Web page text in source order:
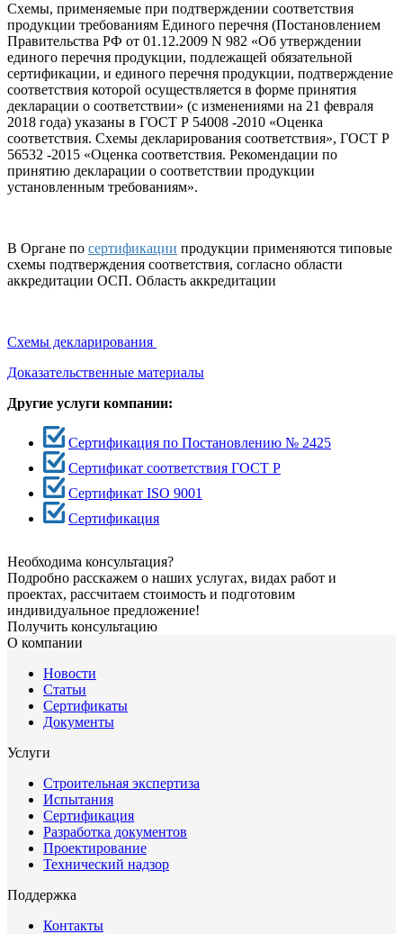
Схемы, применяемые при подтверждении соответствия
продукции требованиям Единого перечня (Постановлением
Правительства РФ от 01.12.2009 N 982 «Об утверждении
единого перечня продукции, подлежащей обязательной
сертификации, и единого перечня продукции, подтверждение
соответствия которой осуществляется в форме принятия
декларации о соответствии» (с изменениями на 21 февраля
2018 года) указаны в ГОСТ Р 54008 -2010 «Оценка
соответствия. Схемы декларирования соответствия», ГОСТ Р
56532 -2015 «Оценка соответствия. Рекомендации по
принятию декларации о соответствии продукции
установленным требованиям».
В Органе по сертификации продукции применяются типовые
схемы подтверждения соответствия, согласно области
аккредитации ОСП. Область аккредитации
Схемы декларирования
Доказательственные материалы
Другие услуги компании:
Сертификация по Постановлению № 2425
Сертификат соответствия ГОСТ Р
Сертификат ISO 9001
Сертификация
Необходима консультация?
Подробно расскажем о наших услугах, видах работ и
проектах, рассчитаем стоимость и подготовим
индивидуальное предложение!
Получить консультацию
О компании
Новости
Статьи
Сертификаты
Документы
Услуги
Строительная экспертиза
Испытания
Сертификация
Разработка документов
Проектирование
Технический надзор
Поддержка
Контакты